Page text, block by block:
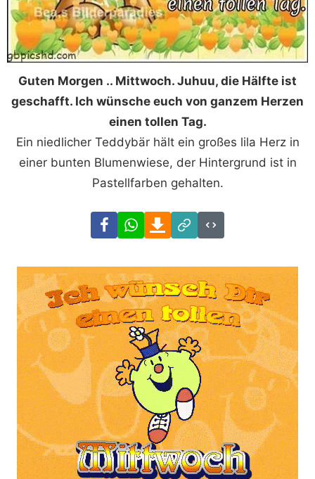
Guten Morgen .. Mittwoch. Juhuu, die Hälfte ist
geschafft. Ich wünsche euch von ganzem Herzen
einen tollen Tag.
Ein niedlicher Teddybär hält ein großes lila Herz in
einer bunten Blumenwiese, der Hintergrund ist in
Pastellfarben gehalten.
FacebookWhatsAppDownload
Link
Code